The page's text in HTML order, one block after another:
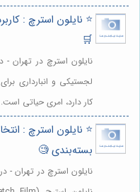
⭐️ نایلون استرچ :
🛒
نایلون استرچ در تهران -
لجستیکی و انبارداری
کار دارد، امری حیاتی
⭐️ نایلون استرچ :
بسته‌بندی 🧐
نایلون استرچ در تهران -